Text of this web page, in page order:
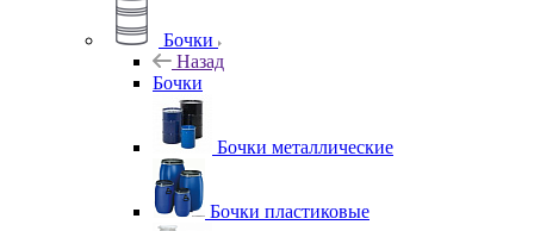
Бочки
Назад
Бочки
Бочки металлические
Бочки пластиковые